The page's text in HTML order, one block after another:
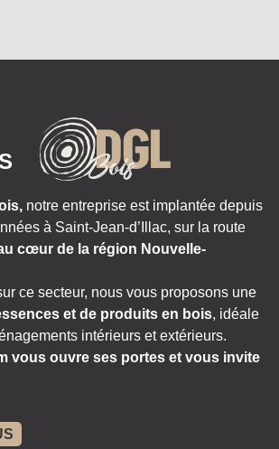
notre entreprise est implantée depuis
à Saint-Jean-d’Illac, sur la route
cœur de la région Nouvelle-
ce secteur, nous vous proposons une
et de produits en bois, idéale
intérieurs et extérieurs.
vous ouvre ses portes et vous invite